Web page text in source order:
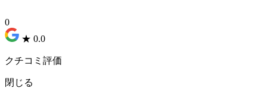
0
★ 0.0
クチコミ評価
閉じる